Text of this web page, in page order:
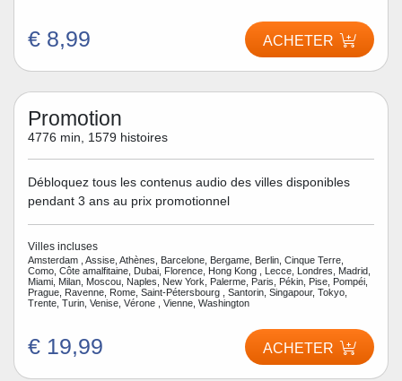
€ 8,99 ACHETER
Promotion
4776 min, 1579 histoires
Débloquez tous les contenus audio des villes disponibles
pendant 3 ans au prix promotionnel
Villes incluses
Amsterdam , Assise, Athènes, Barcelone, Bergame, Berlin, Cinque Terre,
Como, Côte amalfitaine, Dubai, Florence, Hong Kong , Lecce, Londres, Madrid,
Miami, Milan, Moscou, Naples, New York, Palerme, Paris, Pékin, Pise, Pompéi,
Prague, Ravenne, Rome, Saint-Pétersbourg , Santorin, Singapour, Tokyo,
Trente, Turin, Venise, Vérone , Vienne, Washington
€ 19,99 ACHETER